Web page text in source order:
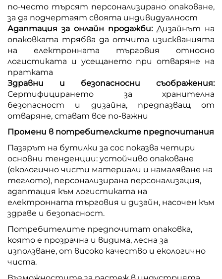
по-често търсят персонализирано опаковане,
за да подчертаят своята индивидуалност
Адаптация за онлайн продажби: Дизайнът на
опаковката трябва да отчита изискванията
на електронната търговия относно
логистиката и усещането при отваряне на
пратката
Здравни и безопасносни съображения:
Сертифицирането за хранителна
безопасност и дизайна, предпазващ от
отваряне, стават все по-важни
Промени в потребителските предпочитания
Пазарът на бутилки за сос показва четири
основни тенденции: устойчиво опаковане
(екологично чисти материали и намаляване на
теглото), персонализирана персонализация,
адаптация към логистиката на
електронната търговия и дизайн, насочен към
здраве и безопасност.
Потребителите предпочитат опаковка,
която е прозрачна и видима, лесна за
използване, от високо качество и екологично
чиста.